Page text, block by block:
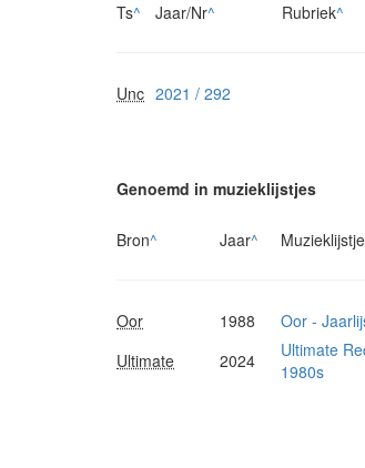
Ts^ Jaar/Nr^ Rubriek^
Unc 2021 / 292
Genoemd in muzieklijstjes
Bron^ Jaar^
Oor 1988 Oor -
Ultimate
2024
Ultimate
1980s